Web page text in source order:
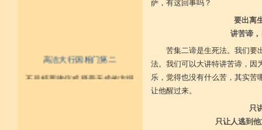
萨，有这回事吗？
要出离
讲苦谛
苦集二谛是生死法。我们要
法。我们可以大讲特讲苦谛，因
乐，觉得也没有什么苦，其实苦
让他醒过来。
只
只让人逃到
高洁大行因相门第二
不具精严律仪戒 摄善无成他方惧